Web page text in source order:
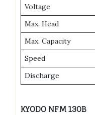
Voltage
Max. Head
Max. Capacity
Speed
Discharge
KYODO NFM 130B